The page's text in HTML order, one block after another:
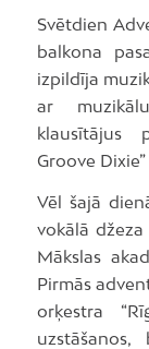
Svētdien
balkona
izpildīja
ar
klausītājus
Groove
Vēl šajā
vokālā džeza
Mākslas
Pirmās
orķestra